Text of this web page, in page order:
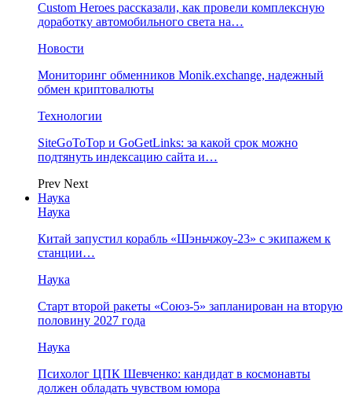
Custom Heroes рассказали, как провели комплексную
доработку автомобильного света на…
Новости
Мониторинг обменников Monik.exchange, надежный
обмен криптовалюты
Технологии
SiteGoToTop и GoGetLinks: за какой срок можно
подтянуть индексацию сайта и…
Prev Next
Наука
Наука
Китай запустил корабль «Шэньчжоу-23» с экипажем к
станции…
Наука
Старт второй ракеты «Союз-5» запланирован на вторую
половину 2027 года
Наука
Психолог ЦПК Шевченко: кандидат в космонавты
должен обладать чувством юмора